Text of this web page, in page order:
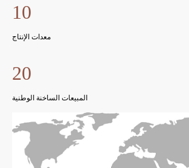
10
معدات الإنتاج
20
المبيعات الساخنة الوطنية